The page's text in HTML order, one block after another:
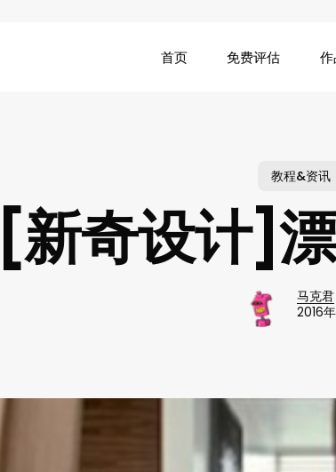
首页 免费评估
教程&资讯
[新奇设计]
马克君
2016